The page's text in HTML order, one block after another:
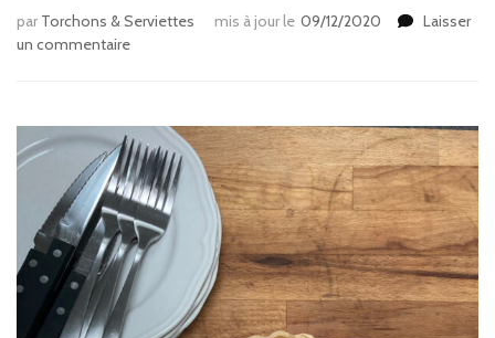
par Torchons & Serviettes mis à jour le 09/12/2020
Laisser
un commentairesur
&
mozzarella